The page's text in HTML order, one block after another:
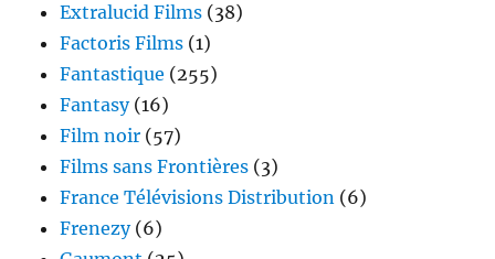
Extralucid Films (38)
Factoris Films (1)
Fantastique (255)
Fantasy(16)
Film noir (57)
Films sans Frontières (3)
France Télévisions Distribution (6)
Frenezy(6)